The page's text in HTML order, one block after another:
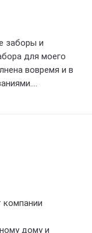
заборы и
для моего
вовремя и в
на 4 балла.
в целом
команде
компании
дому и